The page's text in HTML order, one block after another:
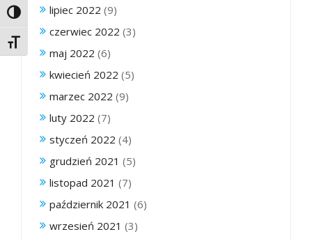
Toggle High Contrast
Toggle Font size
lipiec 2022 (9)
czerwiec 2022 (3)
maj 2022 (6)
kwiecień 2022 (5)
marzec 2022 (9)
luty 2022 (7)
styczeń 2022 (4)
grudzień 2021 (5)
listopad 2021 (7)
październik 2021 (6)
wrzesień 2021 (3)